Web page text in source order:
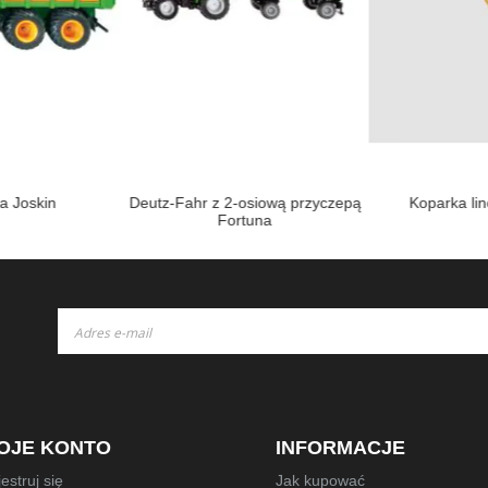
Joskin
Deutz-Fahr z 2-osiową przyczepą
Fortuna
Koparka
nasz
KONTO
się
INFORMACJE
Jak kupować